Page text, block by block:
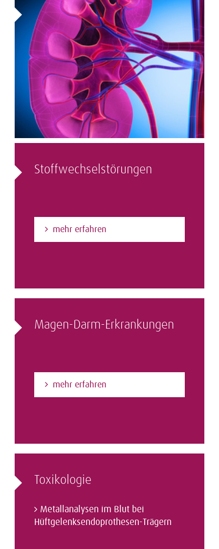
Stoffwechsel­störungen
mehr erfahren
Magen-Darm-Erkrankungen
mehr erfahren
Toxikologie
Metallanalysen im Blut bei
Hüftgelenks­endoprothesen-Trägern